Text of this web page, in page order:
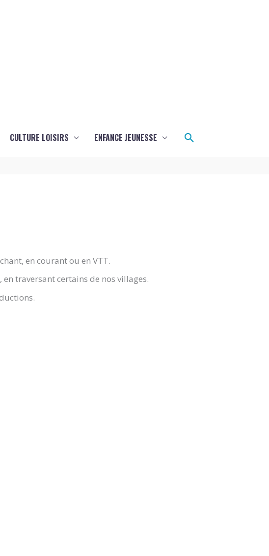
CULTURE LOISIRS ENFANCE JEUNESSE Rechercher
en courant ou en VTT.
traversant certains de nos villages.